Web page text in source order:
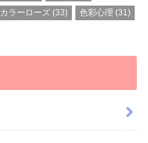
カラーローズ (33) 色彩心理 (31)